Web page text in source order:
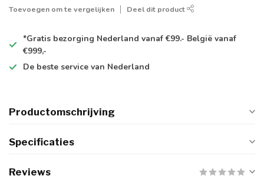
Toevoegen om te vergelijken Deel dit product
*Gratis bezorging Nederland vanaf €99.- België vanaf
€999,-
De beste service van Nederland
Productomschrijving
Specificaties
Reviews